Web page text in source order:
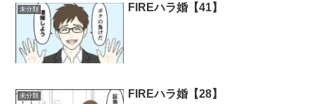
未分類 FIREハラ婚【41】
未分類 FIREハラ婚【28】